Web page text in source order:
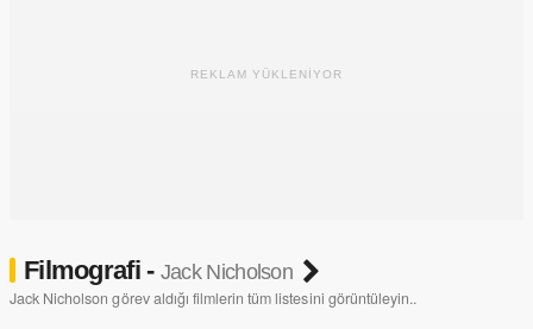
REKLAM YÜKLENİYOR
Filmografi - Jack Nicholson
Jack Nicholson görev aldığı filmlerin tüm listesini görüntüleyin..